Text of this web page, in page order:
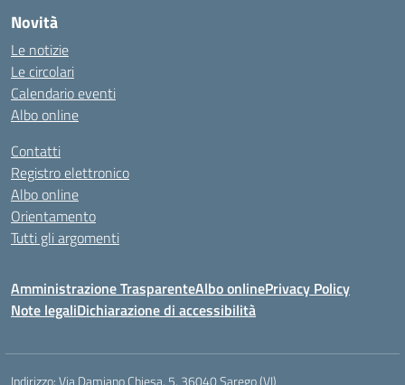
Novità
Le notizie
Le circolari
Calendario eventi
Albo online
Contatti
Registro elettronico
Albo online
Orientamento
Tutti gli argomenti
Amministrazione TrasparenteAlbo onlinePrivacy Policy
Note legaliDichiarazione di accessibilità
Indirizzo:Via Damiano Chiesa, 5, 36040 Sarego (VI)